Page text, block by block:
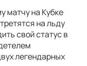
матчу на Кубке
на льду
свой статус в
легендарных